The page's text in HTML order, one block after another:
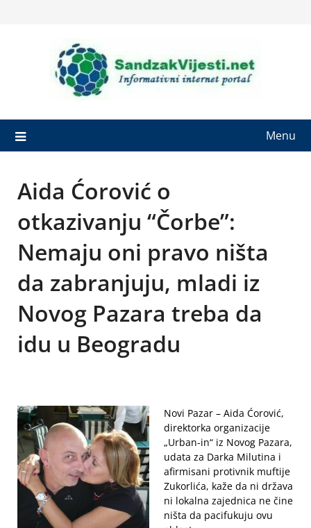
Menu
Aida Ćorović o
otkazivanju “Čorbe”:
Nemaju oni pravo ništa
da zabranjuju, mladi iz
Novog Pazara treba da
idu u Beogradu
Novi Pazar – Aida Ćorović,
direktorka organizacije
„Urban-in“ iz Novog Pazara,
udata za Darka Milutina i
afirmisani protivnik muftije
Zukorlića, kaže da ni država
ni lokalna zajednica ne čine
ništa da pacifukuju ovu